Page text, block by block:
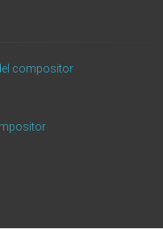
compositor